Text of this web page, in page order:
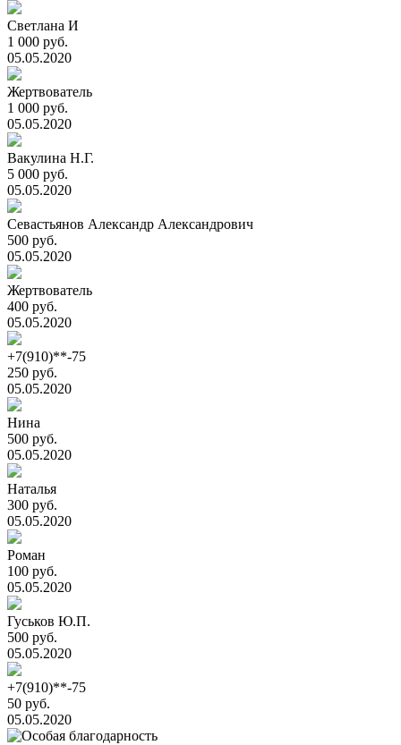
Светлана И
1 000 руб.
05.05.2020
Жертвователь
1 000 руб.
05.05.2020
Вакулина Н.Г.
5 000 руб.
05.05.2020
Севастьянов Александр Александрович
500 руб.
05.05.2020
Жертвователь
400 руб.
05.05.2020
+7(910)**-75
250 руб.
05.05.2020
Нина
500 руб.
05.05.2020
Наталья
300 руб.
05.05.2020
Роман
100 руб.
05.05.2020
Гуськов Ю.П.
500 руб.
05.05.2020
+7(910)**-75
50 руб.
05.05.2020